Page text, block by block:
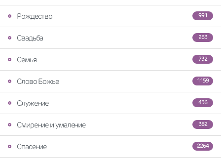
991
Рождество
263
Свадьба
732
Семья
1159
Слово Божье
436
Служение
382
Смирение и умаление
2264
Спасение